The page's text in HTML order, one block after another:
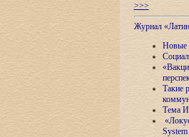
>>>
Журнал
Новые
Такие
Тема